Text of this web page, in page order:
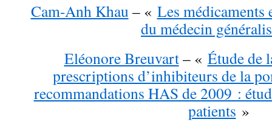
Cam-Anh Khau – « Les médicaments
du médecin
Eléonore Breuvart– « Étude de
prescriptions d’inhibiteurs de la
recommandations HAS de 2009 :
patients »